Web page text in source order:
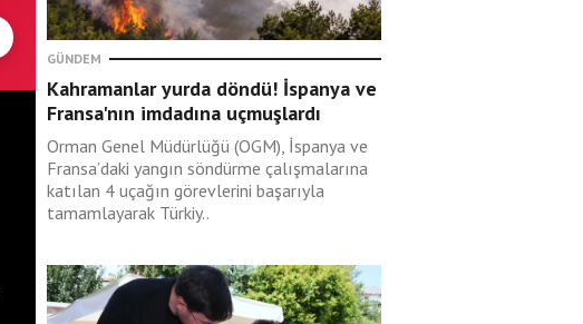
GÜNDEM
Kahramanlar yurda döndü! İspanya ve
Fransa'nın imdadına uçmuşlardı
Orman Genel Müdürlüğü (OGM), İspanya ve
Fransa’daki yangın söndürme çalışmalarına
katılan 4 uçağın görevlerini başarıyla
tamamlayarak Türkiy..